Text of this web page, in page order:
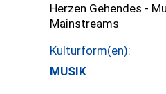
Herzen Gehendes -
Mainstreams
Kulturform(en):
MUSIK